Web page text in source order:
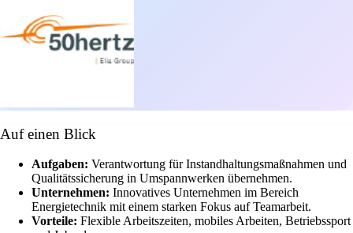
Auf einen Blick
Aufgaben: Verantwortung für Instandhaltungsmaßnahmen und
Qualitätssicherung in Umspannwerken übernehmen.
Unternehmen: Innovatives Unternehmen im Bereich
Energietechnik mit einem starken Fokus auf Teamarbeit.
Vorteile: Flexible Arbeitszeiten, mobiles Arbeiten, Betriebssport